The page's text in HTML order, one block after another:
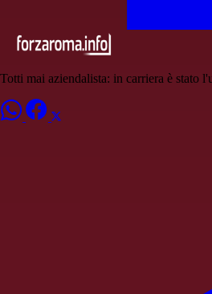
Totti mai aziendalista: in carriera è stato